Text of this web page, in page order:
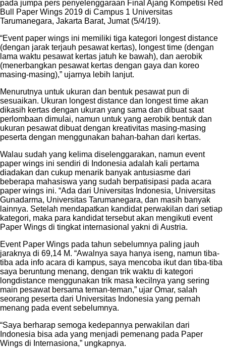
pada jumpa pers penyelenggaraan Final Ajang Kompetisi Red
Bull Paper Wings 2019 di Campus 1 Universitas
Tarumanegara, Jakarta Barat, Jumat (5/4/19).
“Event paper wings ini memiliki tiga kategori longest distance
(dengan jarak terjauh pesawat kertas), longest time (dengan
lama waktu pesawat kertas jatuh ke bawah), dan aerobik
(menerbangkan pesawat kertas dengan gaya dan koreo
masing-masing),” ujarnya lebih lanjut.
Menurutnya untuk ukuran dan bentuk pesawat pun di
sesuaikan. Ukuran longest distance dan longest time akan
dikasih kertas dengan ukuran yang sama dan dibuat saat
perlombaan dimulai, namun untuk yang aerobik bentuk dan
ukuran pesawat dibuat dengan kreativitas masing-masing
peserta dengan menggunakan bahan-bahan dari kertas.
Walau sudah yang kelima diselenggarakan, namun event
paper wings ini sendiri di Indonesia adalah kali pertama
diadakan dan cukup menarik banyak antusiasme dari
beberapa mahasiswa yang sudah berpatisipasi pada acara
paper wings ini. “Ada dari Universitas Indonesia, Universitas
Gunadarma, Universitas Tarumanegara, dan masih banyak
lainnya. Setelah mendapatkan kandidat perwakilan dari setiap
kategori, maka para kandidat tersebut akan mengikuti event
Paper Wings di tingkat internasional yakni di Austria.
Event Paper Wings pada tahun sebelumnya paling jauh
jaraknya di 69,14 M. “Awalnya saya hanya iseng, namun tiba-
tiba ada info acara di kampus, saya mencoba ikut dan tiba-tiba
saya beruntung menang, dengan trik waktu di kategori
longdistance menggunakan trik masa kecilnya yang sering
main pesawat bersama teman-teman,” ujar Omar, salah
seorang peserta dari Universitas Indonesia yang pernah
menang pada event sebelumnya.
“Saya berharap semoga kedepannya perwakilan dari
Indonesia bisa ada yang menjadi pemenang pada Paper
Wings di Internasiona,” ungkapnya.